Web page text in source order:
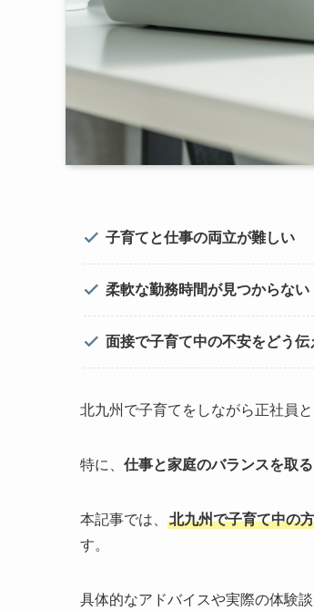
子育てと仕事の両立が難しい
柔軟な勤務時間が見つからない
面接で子育て中の不安をどう
北九州で子育てをしながら正社員
特に、 仕事と家庭のバランスを取
本記事では、 北九州で子育て中の
す。
具体的なアドバイスや実際の体験